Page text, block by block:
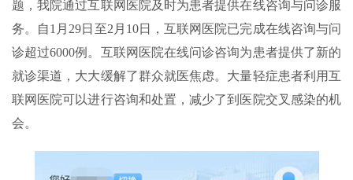
题，我院通过互联网医院及时为患者提供在线咨询与问诊服
务。自1月29日至2月10日，互联网医院已完成在线咨询与问
诊超过6000例。互联网医院在线问诊咨询为患者提供了新的
就诊渠道，大大缓解了群众就医焦虑。大量轻症患者利用互
联网医院可以进行咨询和处置，减少了到医院交叉感染的机
会。